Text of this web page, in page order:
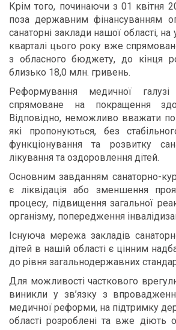
Крім того, починаючи з 01 квітня
поза державним фінансуванням
санаторні заклади нашої області, на
кварталі цього року вже
з обласного бюджету, до кінця
близько 18,0 млн. гривень.
Реформування медичної
спрямоване на покращення
Відповідно, неможливо вважати
які пропонуються, без
функціонування та розвитку
лікування та оздоровлення дітей.
Основним завданням санаторно-
є ліквідація або зменшення
процесу, підвищення загальної
організму, попередження
Існуюча мережа закладів
дітей в нашій області є цінним
до рівня загальнодержавних
Для можливості часткового
виникли у зв’язку з
медичної реформи, на підтримку
області розроблені та вже діють